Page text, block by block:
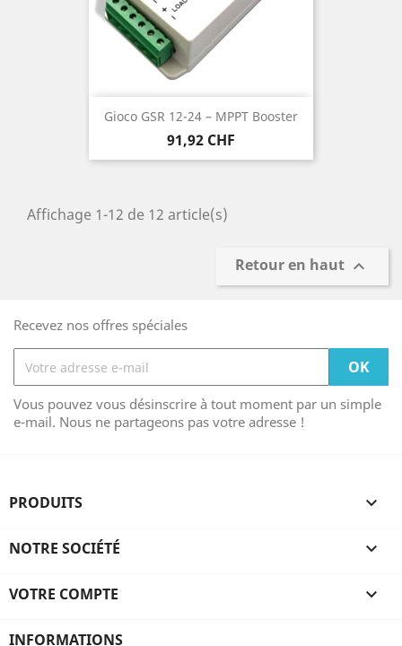
Gioco GSR 12-24 – MPPT Booster
Prix
91,92 CHF
Affichage 1-12 de 12 article(s)
Retour en haut 
Recevez nos offres spéciales
Vous pouvez vous désinscrire à tout moment par un simple
e-mail. Nous ne partageons pas votre adresse !
PRODUITS 
NOTRE SOCIÉTÉ 
VOTRE COMPTE 
INFORMATIONS